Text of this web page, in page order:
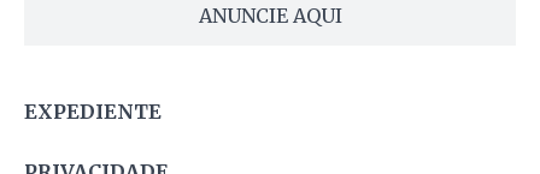
ANUNCIE AQUI
EXPEDIENTE